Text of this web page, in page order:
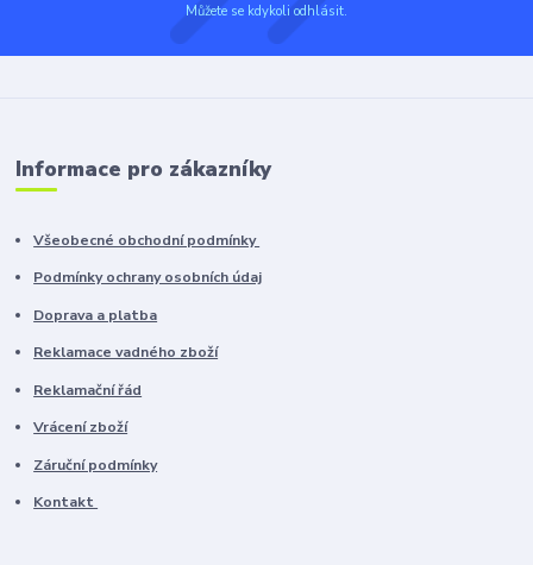
Můžete se kdykoli odhlásit.
Informace pro zákazníky
Všeobecné obchodní podmínky
Podmínky ochrany osobních údaj
Doprava a platba
Reklamace vadného zboží
Reklamační řád
Vrácení zboží
Záruční podmínky
Kontakt